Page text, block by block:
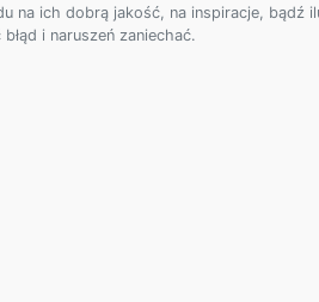
na ich dobrą jakość, na inspiracje,
i naruszeń zaniechać.